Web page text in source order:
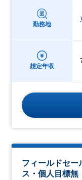
勤務地
想定年収
フィールドセー
ス・個人目標無